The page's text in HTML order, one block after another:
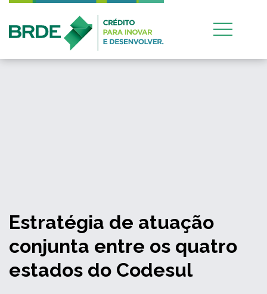
Estratégia de atuação
conjunta entre os quatro
estados do Codesul